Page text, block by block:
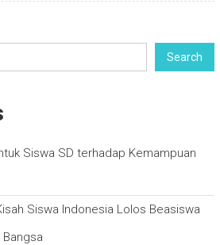
Search
Siswa SD terhadap Kemampuan
Siswa Indonesia Lolos Beasiswa